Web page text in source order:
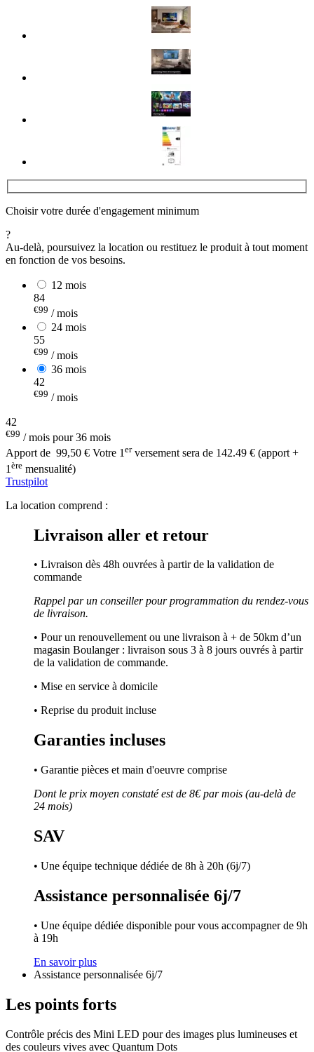
Choisir votre durée d'engagement minimum
?
Au-delà, poursuivez la location ou restituez le produit à tout moment
en fonction de vos besoins.
12 mois
84
€99 / mois
24 mois
55
€99 / mois
36 mois
42
€99 / mois
42
€99 / mois pour 36 mois
Apport de 99,50 € Votre 1 erversement sera de 142.49 € (apport +
1 ère mensualité)
Trustpilot
La location comprend :
Livraison aller et retour
• Livraison dès 48h ouvrées à partir de la validation de
commande
Rappel par un conseiller pour programmation du rendez-vous
de livraison.
• Pour un renouvellement ou une livraison à + de 50km d’un
magasin Boulanger : livraison sous 3 à 8 jours ouvrés à partir
de la validation de commande.
• Mise en service à domicile
• Reprise du produit incluse
Garanties incluses
• Garantie pièces et main d'oeuvre comprise
Dont le prix moyen constaté est de 8€ par mois (au-delà de
24 mois)
SAV
• Une équipe technique dédiée de 8h à 20h (6j/7)
Assistance personnalisée 6j/7
• Une équipe dédiée disponible pour vous accompagner de 9h
à 19h
En savoir plus
Assistance personnalisée 6j/7
Les points forts
Contrôle précis des Mini LED pour des images plus lumineuses et
des couleurs vives avec Quantum Dots